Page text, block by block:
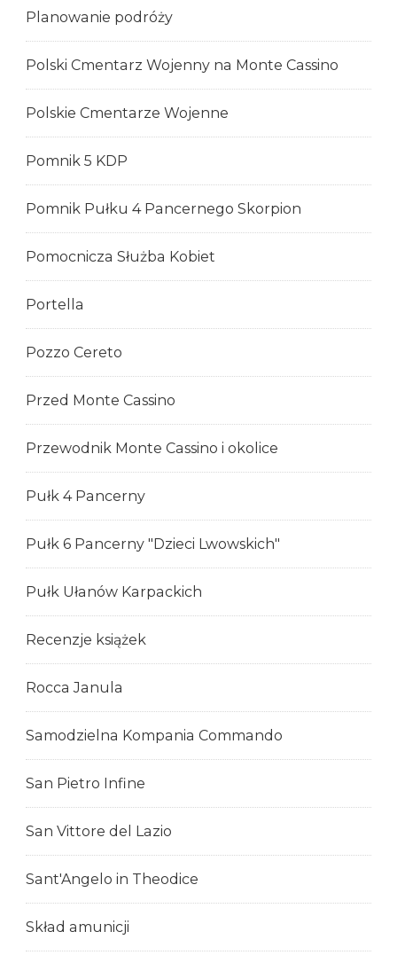
Planowanie podróży
Polski Cmentarz Wojenny na Monte Cassino
Polskie Cmentarze Wojenne
Pomnik 5 KDP
Pomnik Pułku 4 Pancernego Skorpion
Pomocnicza Służba Kobiet
Portella
Pozzo Cereto
Przed Monte Cassino
Przewodnik Monte Cassino i okolice
Pułk 4 Pancerny
Pułk 6 Pancerny "Dzieci Lwowskich"
Pułk Ułanów Karpackich
Recenzje książek
Rocca Janula
Samodzielna Kompania Commando
San Pietro Infine
San Vittore del Lazio
Sant'Angelo in Theodice
Skład amunicji